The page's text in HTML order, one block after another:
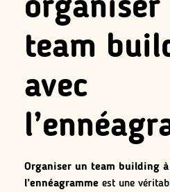
organiser
team
avec
Organiser un team building à
l’ennéagramme est une